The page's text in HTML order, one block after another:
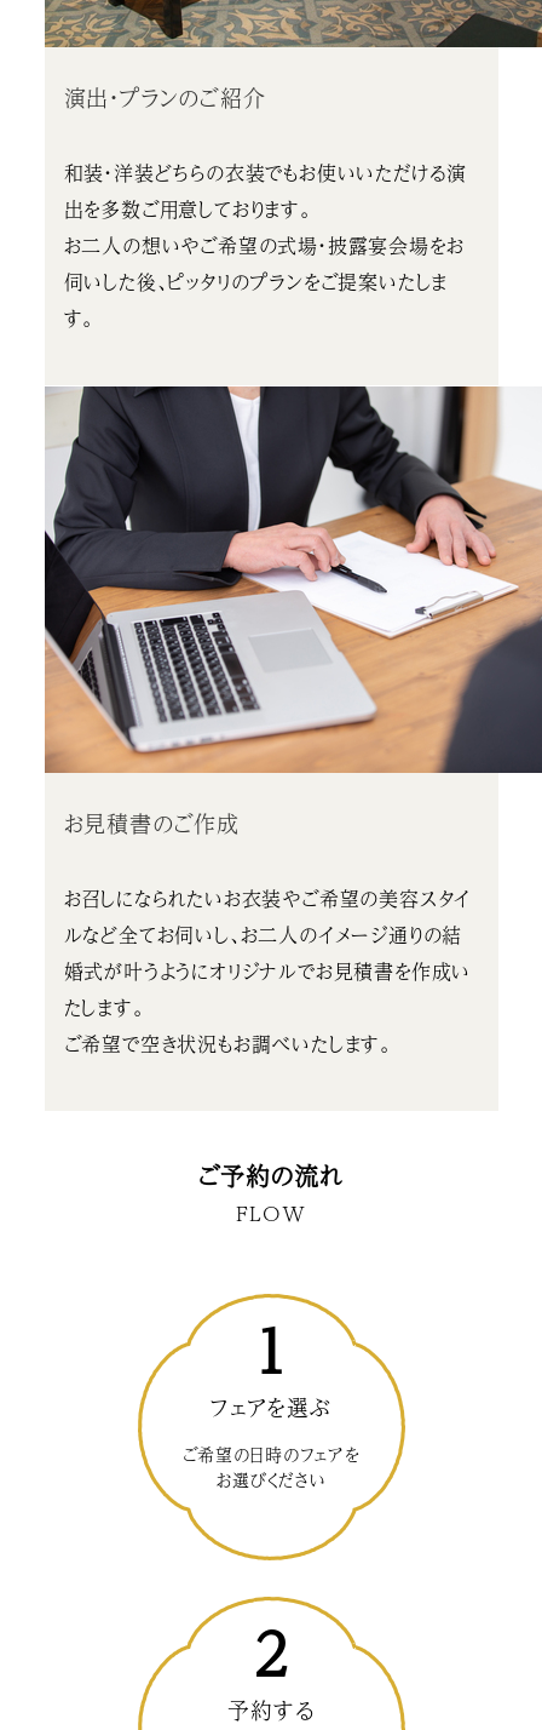
演出・プランのご紹介
和装・洋装どちらの衣装でもお使いいただける演
出を多数ご用意しております。
お二人の想いやご希望の式場・披露宴会場をお
伺いした後、ピッタリのプランをご提案いたしま
す。
お見積書のご作成
お召しになられたいお衣装やご希望の美容スタイ
ルなど全てお伺いし、お二人のイメージ通りの結
婚式が叶うようにオリジナルでお見積書を作成い
たします。
ご希望で空き状況もお調べいたします。
ご予約の流れ
FLOW
1
フェアを選ぶ
ご希望の日時のフェアを
お選びください
2
予約する